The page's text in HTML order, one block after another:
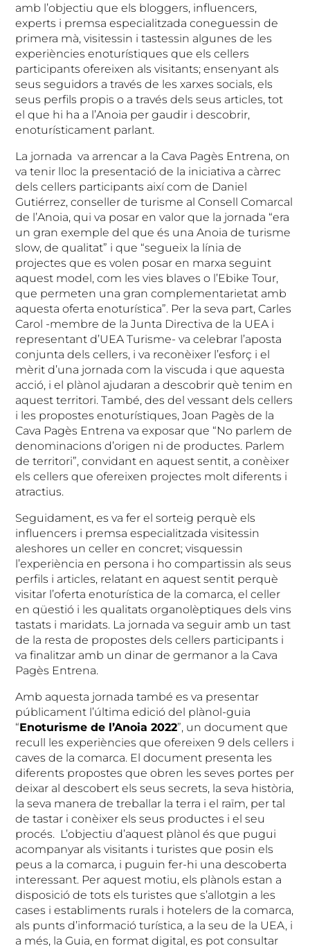
amb l’objectiu que els bloggers, influencers,
experts i premsa especialitzada coneguessin de
primera mà, visitessin i tastessin algunes de les
experiències enoturístiques que els cellers
participants ofereixen als visitants; ensenyant als
seus seguidors a través de les xarxes socials, els
seus perfils propis o a través dels seus articles, tot
el que hi ha a l’Anoia per gaudir i descobrir,
enoturísticament parlant.
La jornada va arrencar a la Cava Pagès Entrena, on
va tenir lloc la presentació de la iniciativa a càrrec
dels cellers participants així com de Daniel
Gutiérrez, conseller de turisme al Consell Comarcal
de l’Anoia, qui va posar en valor que la jornada “era
un gran exemple del que és una Anoia de turisme
slow, de qualitat” i que “segueix la línia de
projectes que es volen posar en marxa seguint
aquest model, com les vies blaves o l’Ebike Tour,
que permeten una gran complementarietat amb
aquesta oferta enoturística”. Per la seva part, Carles
Carol -membre de la Junta Directiva de la UEA i
representant d’UEA Turisme- va celebrar l’aposta
conjunta dels cellers, i va reconèixer l’esforç i el
mèrit d’una jornada com la viscuda i que aquesta
acció, i el plànol ajudaran a descobrir què tenim en
aquest territori. També, des del vessant dels cellers
i les propostes enoturístiques, Joan Pagès de la
Cava Pagès Entrena va exposar que “No parlem de
denominacions d’origen ni de productes. Parlem
de territori”, convidant en aquest sentit, a conèixer
els cellers que ofereixen projectes molt diferents i
atractius.
Seguidament, es va fer el sorteig perquè els
influencers i premsa especialitzada visitessin
aleshores un celler en concret; visquessin
l’experiència en persona i ho compartissin als seus
perfils i articles, relatant en aquest sentit perquè
visitar l’oferta enoturística de la comarca, el celler
en qüestió i les qualitats organolèptiques dels vins
tastats i maridats. La jornada va seguir amb un tast
de la resta de propostes dels cellers participants i
va finalitzar amb un dinar de germanor a la Cava
Pagès Entrena.
Amb aquesta jornada també es va presentar
públicament l’última edició del plànol-guia
“Enoturisme de l’Anoia 2022”, un document que
recull les experiències que ofereixen 9 dels cellers i
caves de la comarca. El document presenta les
diferents propostes que obren les seves portes per
deixar al descobert els seus secrets, la seva història,
la seva manera de treballar la terra i el raïm, per tal
de tastar i conèixer els seus productes i el seu
procés. L’objectiu d’aquest plànol és que pugui
acompanyar als visitants i turistes que posin els
peus a la comarca, i puguin fer-hi una descoberta
interessant. Per aquest motiu, els plànols estan a
disposició de tots els turistes que s’allotgin a les
cases i establiments rurals i hotelers de la comarca,
als punts d’informació turística, a la seu de la UEA, i
a més, la Guia, en format digital, es pot consultar